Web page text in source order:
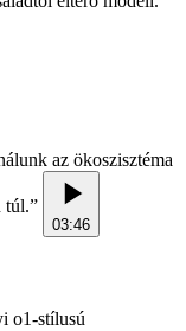
az ökoszisztéma
túl.”
03:46
o1-stílusú